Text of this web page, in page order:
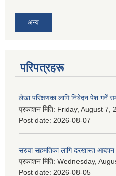
अन्य
परिपत्रहरू
लेखा परिक्षणका लागि निबेदन पेश गर्ने
प्रकाशन मिति: Friday, August 7,
Post date: 2026-08-07
सरुवा सहमतिका लागि दरखास्त आब्हान
प्रकाशन मिति: Wednesday,
Post date: 2026-08-05